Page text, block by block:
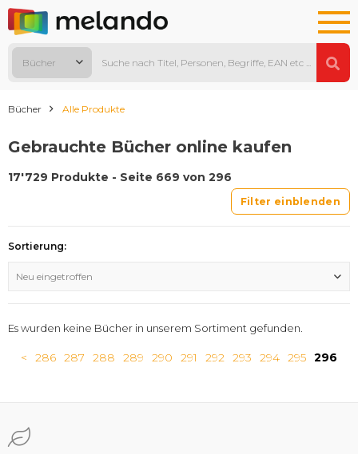
Bücher
Bücher Alle Produkte
Gebrauchte Bücher online kaufen
17'729 Produkte - Seite 669 von 296
Filter einblenden
Sortierung:
Neu eingetroffen
Es wurden keine Bücher in unserem Sortiment gefunden.
< 286 287 288 289 290 291 292 293 294 295 296